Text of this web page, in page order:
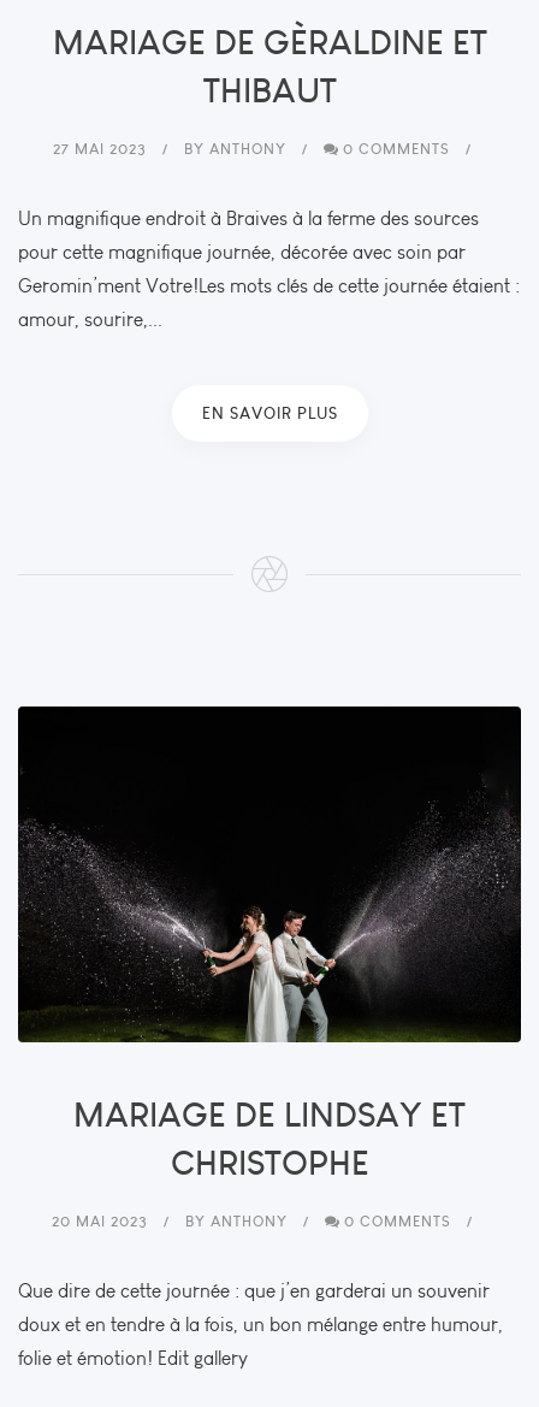
MARIAGE DE GÈRALDINE ET
THIBAUT
27 MAI 2023 BY ANTHONY 0 COMMENTS
Un magnifique endroit à Braives à la ferme des sources
pour cette magnifique journée, décorée avec soin par
Geromin’ment Votre!Les mots clés de cette journée étaient :
amour, sourire,...
EN SAVOIR PLUS
MARIAGE DE LINDSAY ET
CHRISTOPHE
20 MAI 2023 BY ANTHONY 0 COMMENTS
Que dire de cette journée : que j’en garderai un souvenir
doux et en tendre à la fois, un bon mélange entre humour,
folie et émotion! Edit gallery